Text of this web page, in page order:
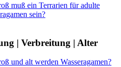
muß ein Terrarien für adulte
sein?
| Verbreitung | Alter
und alt werden Wasseragamen?